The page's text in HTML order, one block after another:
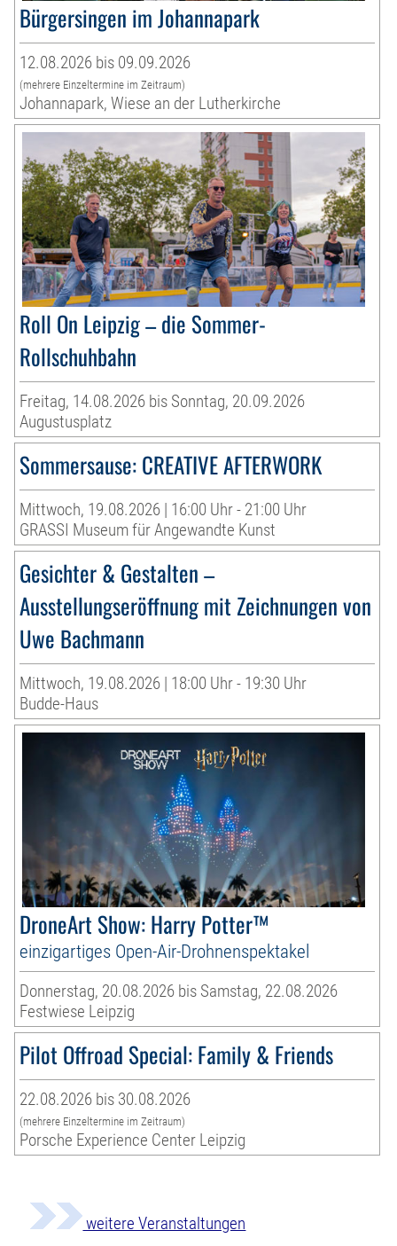
Bürgersingen im Johannapark
12.08.2026 bis 09.09.2026
(mehrere Einzeltermine im Zeitraum)
Johannapark, Wiese an der Lutherkirche
Roll On Leipzig – die Sommer-
Rollschuhbahn
Freitag, 14.08.2026 bis Sonntag, 20.09.2026
Augustusplatz
Sommersause: CREATIVE AFTERWORK
Mittwoch, 19.08.2026 | 16:00 Uhr - 21:00 Uhr
GRASSI Museum für Angewandte Kunst
Gesichter & Gestalten –
Ausstellungseröffnung mit Zeichnungen von
Uwe Bachmann
Mittwoch, 19.08.2026 | 18:00 Uhr - 19:30 Uhr
Budde-Haus
DroneArt Show: Harry Potter™
einzigartiges Open-Air-Drohnenspektakel
Donnerstag, 20.08.2026 bis Samstag, 22.08.2026
Festwiese Leipzig
Pilot Offroad Special: Family & Friends
22.08.2026 bis 30.08.2026
(mehrere Einzeltermine im Zeitraum)
Porsche Experience Center Leipzig
weitere Veranstaltungen